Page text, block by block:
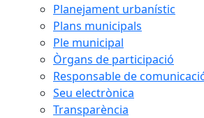
Planejament urbanístic
Plans municipals
Ple municipal
Òrgans de participació
Responsable de
Seu electrònica
Transparència